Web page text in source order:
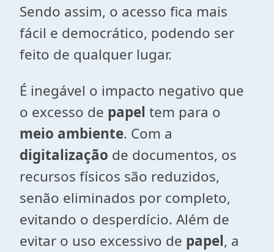
Sendo assim, o acesso fica mais
fácil e democrático, podendo ser
feito de qualquer lugar.
É inegável o impacto negativo que
o excesso de papel tem para o
meio ambiente. Com a
digitalização de documentos, os
recursos físicos são reduzidos,
senão eliminados por completo,
evitando o desperdício. Além de
evitar o uso excessivo de papel, a